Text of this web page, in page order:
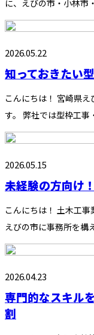
に、えびの市・小林市
2026.05.22
知っておきたい
こんにちは！ 宮崎県
す。 弊社では型枠工事
2026.05.15
未経験の方向け
こんにちは！ 土木工
えびの市に事務所を構
2026.04.23
専門的なスキル
割